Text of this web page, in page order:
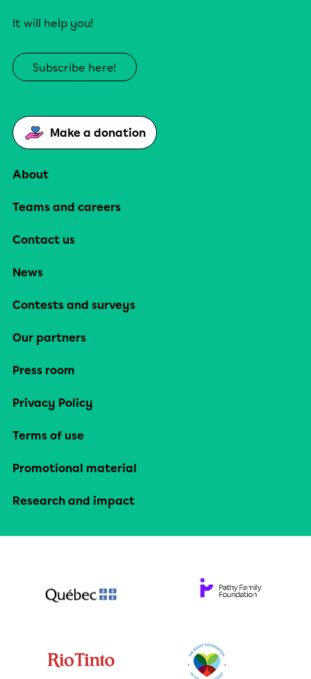
It will help you!
Subscribe here!
Make a donation
About
Teams and careers
Contact us
News
Contests and surveys
Our partners
Press room
Privacy Policy
Terms of use
Promotional material
Research and impact